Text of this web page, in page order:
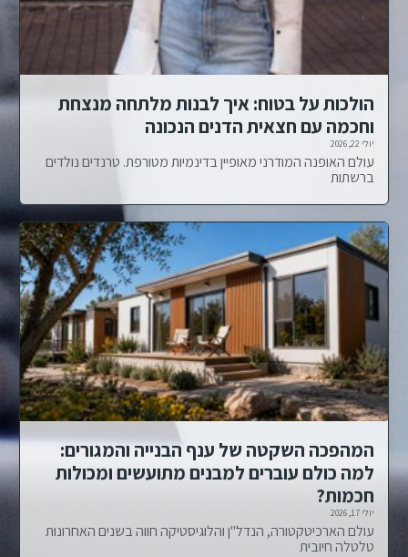
הולכות על בטוח: איך לבנות מלתחה מנצחת
וחכמה עם חצאית הדנים הנכונה
יולי 22, 2026
עולם האופנה המודרני מאופיין בדינמיות מטורפת. טרנדים נולדים
ברשתות
המהפכה השקטה של ענף הבנייה והמגורים:
למה כולם עוברים למבנים מתועשים ומכולות
חכמות?
יולי 17, 2026
עולם הארכיטקטורה, הנדל"ן והלוגיסטיקה חווה בשנים האחרונות
טלטלה חיובית